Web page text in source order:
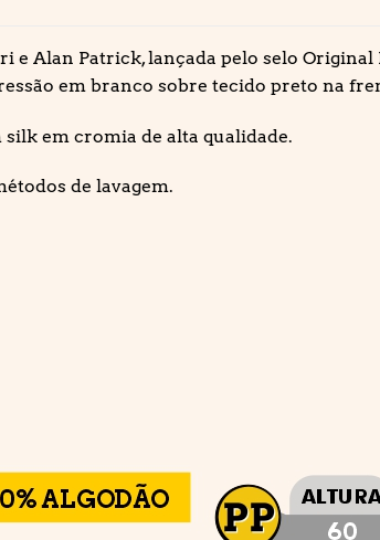
e Alan Patrick, lançada pelo selo
em branco sobre tecido preto na
em cromia de alta qualidade.
de lavagem.